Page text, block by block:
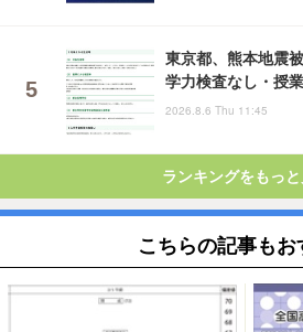
東京都、熊本地震
学力検査なし・授
2026.8.6 Thu 11:45
ランキングをもっ
こちらの記事もお